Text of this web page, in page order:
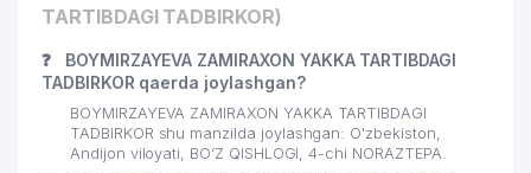
TARTIBDAGI TADBIRKOR)
❓
BOYMIRZAYEVA ZAMIRAXON YAKKA TARTIBDAGI
TADBIRKOR qaerda joylashgan?
BOYMIRZAYEVA ZAMIRAXON YAKKA TARTIBDAGI
TADBIRKOR shu manzilda joylashgan: O'zbekiston,
Andijon viloyati, BO‘Z QISHLOGI, 4-chi NORAZTEPA.